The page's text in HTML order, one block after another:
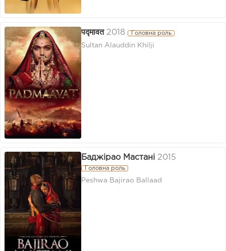
पद्मावत 2018 Головна роль
Sultan Alauddin Khilji
Баджірао Мастані 2015
Головна роль
Peshwa Bajirao Ballaad